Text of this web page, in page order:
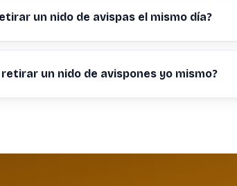
un nido de avispas el mismo día?
retirar un nido de avispones yo mismo?